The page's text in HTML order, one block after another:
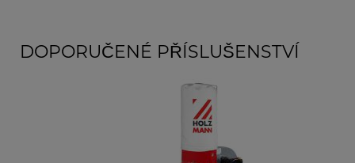
DOPORUČENÉ PŘÍSLUŠENSTVÍ